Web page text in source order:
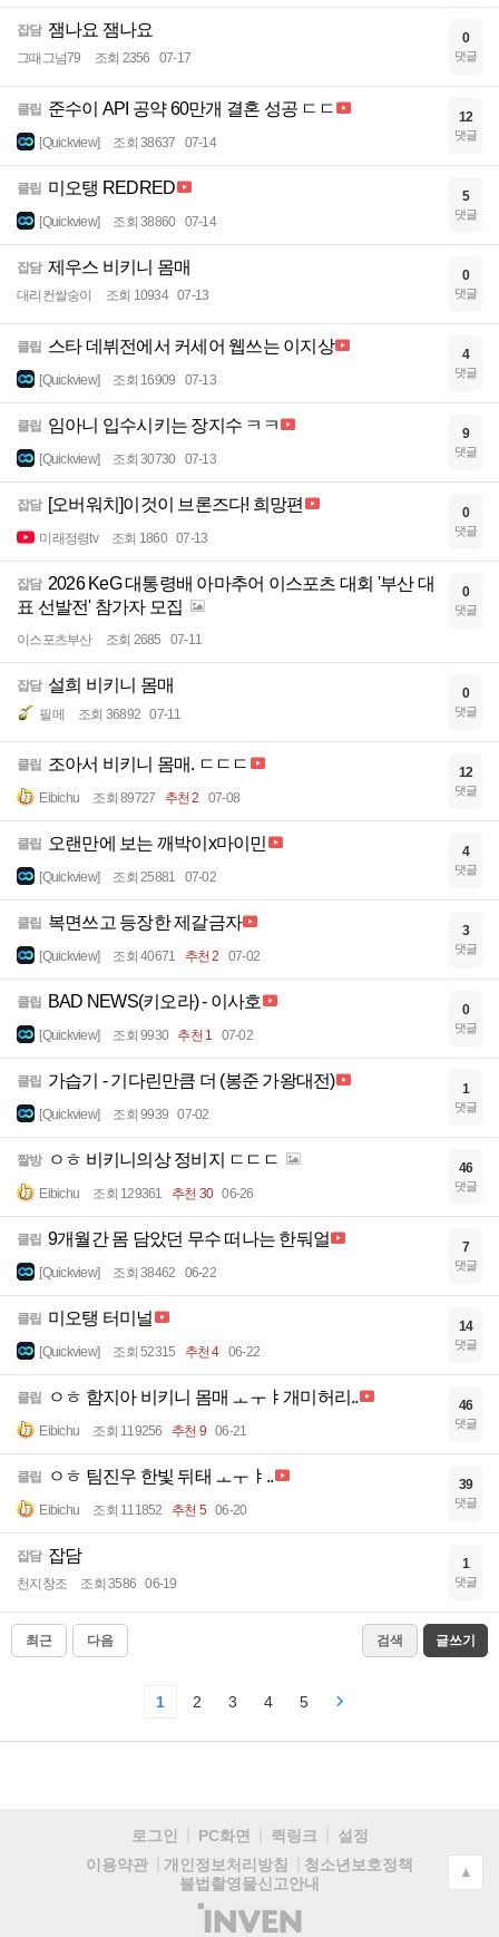
잡담 잼나요 잼나요
그때그넘79 조회 2356 07-17
0
댓글
클립 준수이 API 공약 60만개 결혼 성공 ㄷㄷ
[Quickview] 조회 38637 07-14
12
댓글
클립 미오탱 REDRED
[Quickview] 조회 38860 07-14
5
댓글
잡담 제우스 비키니 몸매
대리컨쌀숭이 조회 10934 07-13
0
댓글
클립 스타 데뷔전에서 커세어 웹쓰는 이지상
[Quickview] 조회 16909 07-13
4
댓글
클립 임아니 입수시키는 장지수 ㅋㅋ
[Quickview] 조회 30730 07-13
9
댓글
잡담 [오버워치]이것이 브론즈다! 희망편
미래정령tv 조회 1860 07-13
0
댓글
잡담 2026 KeG 대통령배 아마추어 이스포츠 대회 '부산 대
표 선발전' 참가자 모집
이스포츠부산 조회 2685 07-11
0
댓글
잡담 설희 비키니 몸매
필메 조회 36892 07-11
0
댓글
클립 조아서 비키니 몸매. ㄷㄷㄷ
Eibichu 조회 89727 추천 2 07-08
12
댓글
클립 오랜만에 보는 깨박이x마이민
[Quickview] 조회 25881 07-02
4
댓글
클립 복면쓰고 등장한 제갈금자
[Quickview] 조회 40671 추천 2 07-02
3
댓글
클립 BAD NEWS(키오라) - 이사호
[Quickview] 조회 9930 추천 1 07-02
0
댓글
클립 가습기 - 기다린만큼 더 (봉준 가왕대전)
[Quickview] 조회 9939 07-02
1
댓글
짤방 ㅇㅎ 비키니의상 정비지 ㄷㄷㄷ
Eibichu 조회 129361 추천 30 06-26
46
댓글
클립 9개월간 몸 담았던 무수 떠나는 한둬얼
[Quickview] 조회 38462 06-22
7
댓글
클립 미오탱 터미널
[Quickview] 조회 52315 추천 4 06-22
14
댓글
클립 ㅇㅎ 함지아 비키니 몸매 ㅗㅜㅑ개미허리..
Eibichu 조회 119256 추천 9 06-21
46
댓글
클립 ㅇㅎ 팀진우 한빛 뒤태 ㅗㅜㅑ..
Eibichu 조회 111852 추천 5 06-20
39
댓글
잡담 잡담
천지창조 조회 3586 06-19
1
댓글
최근 다음 검색 글쓰기
1 2 3 4 5
로그인 PC화면 퀵링크
설정
이용약관
개인정보처리방침
청소년보호정책
불법촬영물신고안내
(주)
▲